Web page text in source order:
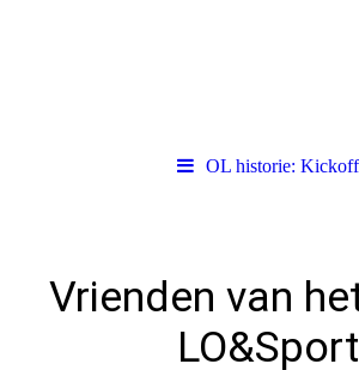
OL historie: Kickoff
Vrienden van
LO&Sport